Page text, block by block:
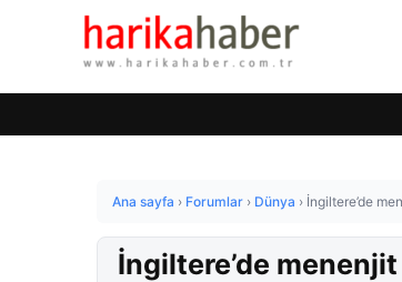
Ana sayfa › Forumlar › Dünya › İngiltere’de
İngiltere’de